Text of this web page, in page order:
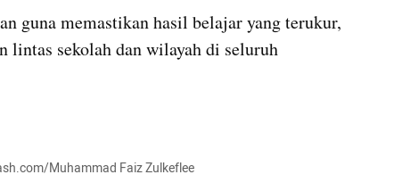
guna memastikan hasil belajar yang terukur,
lintas sekolah dan wilayah di seluruh
Muhammad Faiz Zulkeflee